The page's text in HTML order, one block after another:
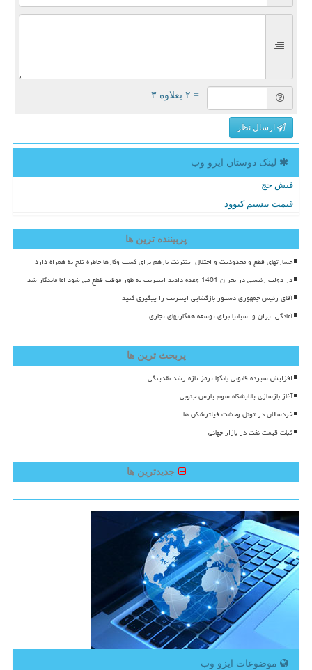
= ۲ بعلاوه ۳
ارسال نظر
لینک دوستان ایزو وب
فیش حج
قیمت بیسیم کنوود
پربیننده ترین ها
خسارتهای قطع و محدودیت و اختلال اینترنت بازهم برای کسب وکارها خاطره تلخ به همراه دارد
در دولت رئیسی در بحران 1401 وعده دادند اینترنت به طور موقت قطع می شود اما ماندگار شد
آقای رئیس جمهوری دستور بازگشایی اینترنت را پیگیری کنید
آمادگی ایران و اسپانیا برای توسعه همکاریهای تجاری
پربحث ترین ها
افزایش سپرده قانونی بانکها ترمز تازه رشد نقدینگی
آغاز بازسازی پالایشگاه سوم پارس جنوبی
خردسالان در تونل وحشت فیلترشکن ها
ثبات قیمت نفت در بازار جهانی
جدیدترین ها
موضوعات ایزو وب